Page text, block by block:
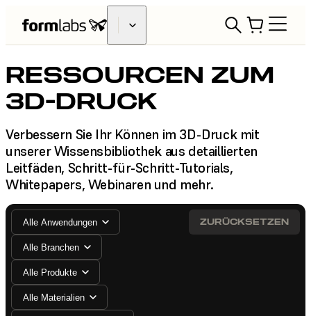
RESSOURCEN ZUM
3D-DRUCK
Verbessern Sie Ihr Können im 3D-Druck mit
unserer Wissensbibliothek aus detaillierten
Leitfäden, Schritt-für-Schritt-Tutorials,
Whitepapers, Webinaren und mehr.
Alle Anwendungen
Alle Branchen
Alle Produkte
Alle Materialien
ZURÜCKSETZEN